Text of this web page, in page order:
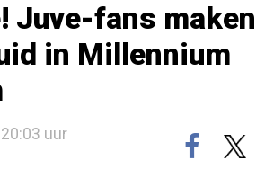
Juve-fans maken
in Millennium
uur